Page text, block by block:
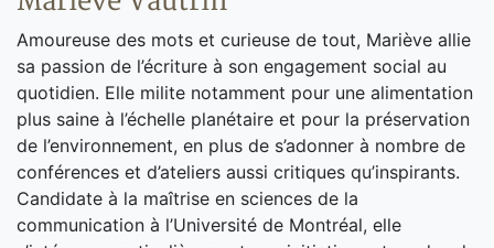
Amoureuse des mots et curieuse de tout, Mariève allie
sa passion de l’écriture à son engagement social au
quotidien. Elle milite notamment pour une alimentation
plus saine à l’échelle planétaire et pour la préservation
de l’environnement, en plus de s’adonner à nombre de
conférences et d’ateliers aussi critiques qu’inspirants.
Candidate à la maîtrise en sciences de la
communication à l’Université de Montréal, elle